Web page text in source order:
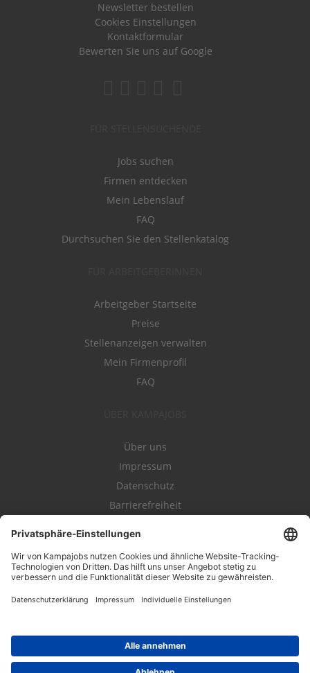
Newsletter bestellen
Cookies Einstellungen
Kontaktformular
Bewerten Sie uns auf Google
Jobs suchen
Firmen entdecken
Mein Lebenslauf
FAQ
Durchsuchen Sie den Stellenkatalog
Arbeitgeber Startseite
Preise
Stellenanzeigen verwalten
Mein Firmenprofil
FAQ
Über uns
Impressum
Datenschutz
Barrierefreiheit
Kampahire
Kampagnenforum
LeadNow